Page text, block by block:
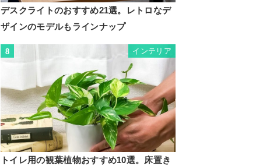
デスクライトのおすすめ21選。レトロなデ
ザインのモデルもラインナップ
8 インテリア
トイレ用の観葉植物おすすめ10選。床置き